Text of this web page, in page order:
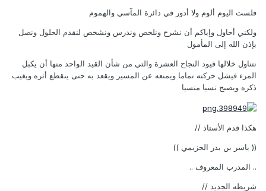
فلست اليوم ألوم ولا أدور في دائرة المآسي والهموم
ولكني أحاول وإياكم أن نشرح ونلخص وندرس ونشخص لنقدم الحلول ونصل
بإذن الله إلى المأمول
نتناول خلالها قيود النجاح العشرة والتي من شأن القيد الواحد منها أن يكبل
المرء فيشل حركته تماما ويمنعه عن المسير ويقعد به حتى ينقطع أثره ويغيب
ذكره ويصبح نسيا منسيا
هكذا قدم الأستاذ //
(( ياسر بن بدر الحزيمي ))
.. المدرب المعروف ..
شريطه الجديد //